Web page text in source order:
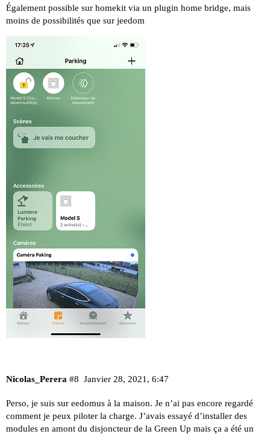
Également possible sur homekit via un plugin home bridge, mais
moins de possibilités que sur jeedom
Nicolas_Perera Janvier 28, 2021, 6:47
#8
Perso, je suis sur eedomus à la maison. Je n’ai pas encore regardé
comment je peux piloter la charge. J’avais essayé d’installer des
modules en amont du disjoncteur de la Green Up mais ça a été un